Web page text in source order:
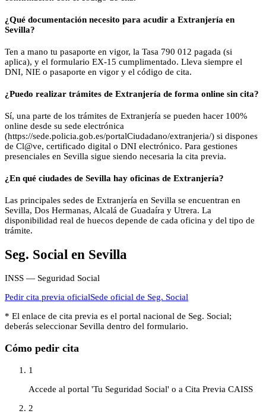
¿Qué documentación necesito para acudir a Extranjería en
Sevilla?
Ten a mano tu pasaporte en vigor, la Tasa 790 012 pagada (si
aplica), y el formulario EX-15 cumplimentado. Lleva siempre el
DNI, NIE o pasaporte en vigor y el código de cita.
¿Puedo realizar trámites de Extranjería de forma online sin cita?
Sí, una parte de los trámites de Extranjería se pueden hacer 100%
online desde su sede electrónica
(https://sede.policia.gob.es/portalCiudadano/extranjeria/) si dispones
de Cl@ve, certificado digital o DNI electrónico. Para gestiones
presenciales en Sevilla sigue siendo necesaria la cita previa.
¿En qué ciudades de Sevilla hay oficinas de Extranjería?
Las principales sedes de Extranjería en Sevilla se encuentran en
Sevilla, Dos Hermanas, Alcalá de Guadaíra y Utrera. La
disponibilidad real de huecos depende de cada oficina y del tipo de
trámite.
Seg. Social en Sevilla
INSS — Seguridad Social
Pedir cita previa oficialSede oficial de Seg. Social
* El enlace de cita previa es el portal nacional de Seg. Social;
deberás seleccionar Sevilla dentro del formulario.
Cómo pedir cita
1
Accede al portal 'Tu Seguridad Social' o a Cita Previa CAISS
2